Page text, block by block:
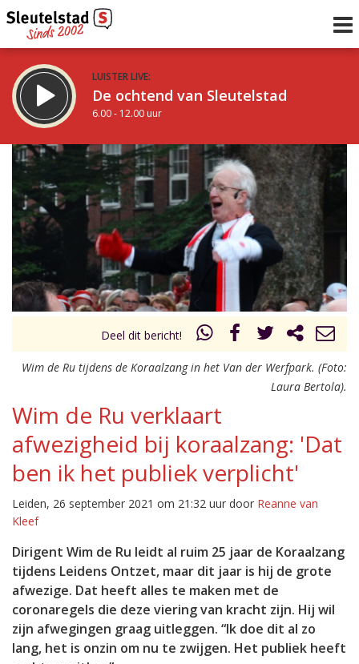
LUISTER LIVE:
De ochtend van Sleutelstad
6.00 - 12.00 uur
STRAKS:
De middag van Sleutelstad
12.00 - 18.00 uur
Vorig uur
uur 1 van 0 Volgend uur
Inklappen
Deel dit bericht!
Wim de Ru tijdens de Koraalzang in het Van der Werfpark. (Foto:
Laura Bertola).
Wim de Ru verklaart
afwezigheid bij koraalzang: 'Dat
ben ik het publiek verplicht'
Leiden, 26 september 2021 om 21:32 uur door Reanne van
Kleef
Dirigent Wim de Ru leidt al ruim 25 jaar de Koraalzang
tijdens Leidens Ontzet, maar dit jaar is hij de grote
afwezige. Dat heeft alles te maken met de
coronaregels die deze viering van kracht zijn. Hij wil
zijn afwegingen graag uitleggen. “Ik doe dit al zo
lang, het is onzin om nu te zwijgen. Het publiek heeft